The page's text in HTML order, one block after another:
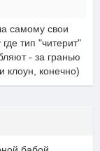
самому свои
тип "читерит"
- за гранью
клоун, конечно)